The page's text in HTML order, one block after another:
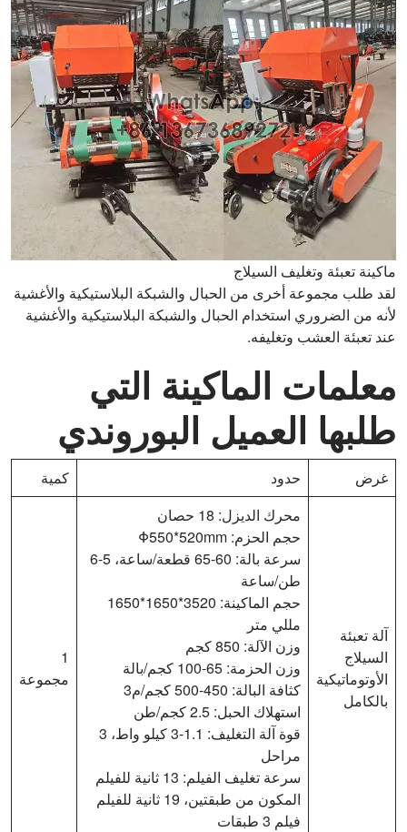
ماكينة تعبئة وتغليف السيلاج
لقد طلب مجموعة أخرى من الحبال والشبكة البلاستيكية والأغشية
لأنه من الضروري استخدام الحبال والشبكة البلاستيكية والأغشية
عند تعبئة العشب وتغليفه.
معلمات الماكينة التي
طلبها العميل البوروندي
غرض حدود كمية
آلة تعبئة
السيلاج
الأوتوماتيكية
بالكامل
محرك الديزل: 18 حصان
حجم الحزم: Φ550*520mm
سرعة بالة: 60-65 قطعة/ساعة، 5-6
طن/ساعة
حجم الماكينة: 3520*1650*1650
مللي متر
وزن الآلة: 850 كجم
وزن الحزمة: 65-100 كجم/بالة
كثافة البالة: 450-500 كجم/م3
استهلاك الحبل: 2.5 كجم/طن
قوة آلة التغليف: 1.1-3 كيلو واط، 3
مراحل
سرعة تغليف الفيلم: 13 ثانية للفيلم
المكون من طبقتين، 19 ثانية للفيلم
فيلم 3 طبقات
1
مجموعة